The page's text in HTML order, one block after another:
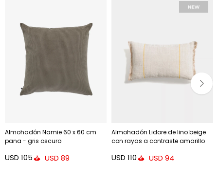
Almohadón Namie 60 x 60 cm
pana - gris oscuro
USD 105 USD 89
Almohadón Lidore de lino beige
con rayas a contraste amarillo
USD 110 USD 94